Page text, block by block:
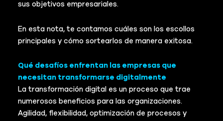
sus objetivos empresariales.
En esta nota, te contamos cuáles son los escollos
principales y cómo sortearlos de manera exitosa.
Qué desafíos enfrentan las empresas que
necesitan transformarse digitalmente
La transformación digital es un proceso que trae
numerosos beneficios para las organizaciones.
Agilidad, flexibilidad, optimización de procesos y